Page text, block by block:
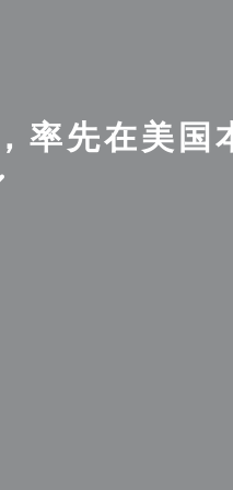
率先在美国